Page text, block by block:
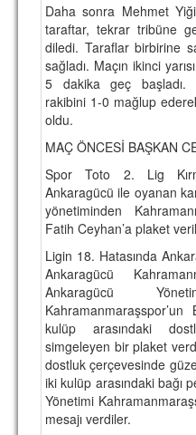
BASINDAN
KUPA MAÇLARI
ESKi BAŞKANLAR
ESKİ HOCALAR
HAKKIMIZDA
MİSYON
HAKKIMIZDA
İRTİBAT
SİTE
REKLAM YAYINI
Daha sonra Mehmet
taraftar, tekrar tribüne
diledi. Taraflar birbirine
sağladı. Maçın ikinci
5 dakika geç başladı.
rakibini 1-0 mağlup
oldu.
MAÇ ÖNCESİ BAŞKAN
Spor Toto 2. Lig
Ankaragücü ile oyanan
yönetiminden
Fatih Ceyhan’a plaket
Ligin 18. Hatasında
Ankaragücü
Ankaragücü
kulüp arasındaki
simgeleyen bir plaket
dostluk çerçevesinde
iki kulüp arasındaki bağı
Yönetimi
mesajı verdiler.